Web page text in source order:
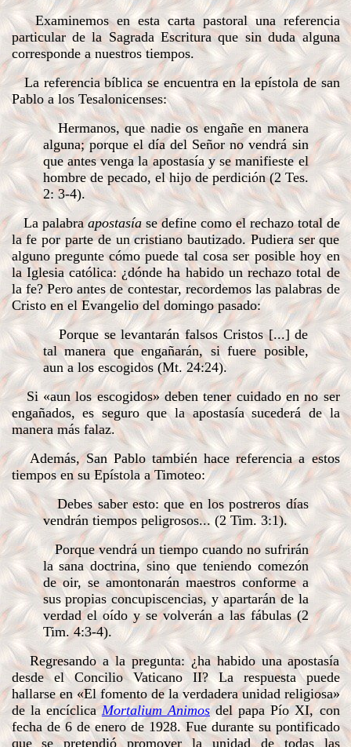
Examinemos en esta carta pastoral una referencia
particular de la Sagrada Escritura que sin duda alguna
corresponde a nuestros tiempos.
La referencia bíblica se encuentra en la epístola de san
Pablo a los Tesalonicenses:
Hermanos, que nadie os engañe en manera
alguna; porque el día del Señor no vendrá sin
que antes venga la apostasía y se manifieste el
hombre de pecado, el hijo de perdición (2 Tes.
2: 3-4).
La palabraapostasíase define como el rechazo total de
la fe por parte de un cristiano bautizado. Pudiera ser que
alguno pregunte cómo puede tal cosa ser posible hoy en
la Iglesia católica: ¿dónde ha habido un rechazo total de
la fe? Pero antes de contestar, recordemos las palabras de
Cristo en el Evangelio del domingo pasado:
Porque se levantarán falsos Cristos [...] de
tal manera que engañarán, si fuere posible,
aun a los escogidos (Mt. 24:24).
Si «aun los escogidos» deben tener cuidado en no ser
engañados, es seguro que la apostasía sucederá de la
manera más falaz.
Además, San Pablo también hace referencia a estos
tiempos en su Epístola a Timoteo:
Debes saber esto: que en los postreros días
vendrán tiempos peligrosos... (2 Tim. 3:1).
Porque vendrá un tiempo cuando no sufrirán
la sana doctrina, sino que teniendo comezón
de oir, se amontonarán maestros conforme a
sus propias concupiscencias, y apartarán de la
verdad el oído y se volverán a las fábulas (2
Tim. 4:3-4).
Regresando a la pregunta: ¿ha habido una apostasía
desde el Concilio Vaticano II? La respuesta puede
hallarse en «El fomento de la verdadera unidad religiosa»
de la encíclicaMortalium Animosdel papa Pío XI, con
fecha de 6 de enero de 1928. Fue durante su pontificado
que se pretendió promover la unidad de todas las